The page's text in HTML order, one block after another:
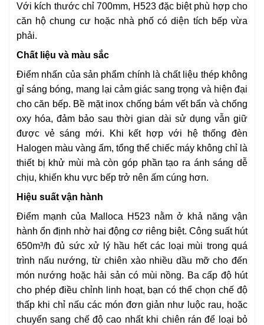
Với kích thước chỉ 700mm, H523 đặc biệt phù hợp cho
căn hộ chung cư hoặc nhà phố có diện tích bếp vừa
phải.
Chất liệu và màu sắc
Điểm nhấn của sản phẩm chính là chất liệu thép không
gỉ sáng bóng, mang lại cảm giác sang trọng và hiện đại
cho căn bếp. Bề mặt inox chống bám vết bẩn và chống
oxy hóa, đảm bảo sau thời gian dài sử dụng vẫn giữ
được vẻ sáng mới. Khi kết hợp với hệ thống đèn
Halogen màu vàng ấm, tổng thể chiếc máy không chỉ là
thiết bị khử mùi mà còn góp phần tạo ra ánh sáng dễ
chịu, khiến khu vực bếp trở nên ấm cúng hơn.
Hiệu suất vận hành
Điểm mạnh của Malloca H523 nằm ở khả năng vận
hành ổn định nhờ hai động cơ riêng biệt. Công suất hút
650m³/h đủ sức xử lý hầu hết các loại mùi trong quá
trình nấu nướng, từ chiên xào nhiều dầu mỡ cho đến
món nướng hoặc hải sản có mùi nồng. Ba cấp độ hút
cho phép điều chỉnh linh hoạt, bạn có thể chọn chế độ
thấp khi chỉ nấu các món đơn giản như luộc rau, hoặc
chuyển sang chế độ cao nhất khi chiên rán để loại bỏ